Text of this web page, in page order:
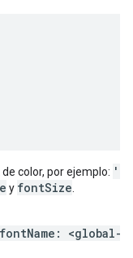
color, por ejemplo:
y fontSize
<global-